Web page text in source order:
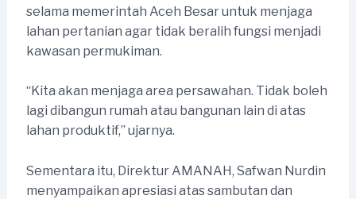
selama memerintah Aceh Besar untuk menjaga
lahan pertanian agar tidak beralih fungsi menjadi
kawasan permukiman.
“Kita akan menjaga area persawahan. Tidak boleh
lagi dibangun rumah atau bangunan lain di atas
lahan produktif,” ujarnya.
Sementara itu, Direktur AMANAH, Safwan Nurdin
menyampaikan apresiasi atas sambutan dan